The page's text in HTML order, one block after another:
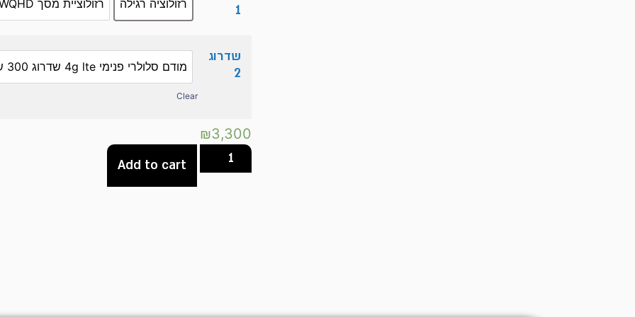
1
רזולוציה רגילה רזולוציית מסך WQHD שדרוג ב 200 ש"ח
שדרוג
2
מודם סלולרי פנימי 4g lte שדרוג 300 ש"ח
Clear
₪3,300
Add to cart